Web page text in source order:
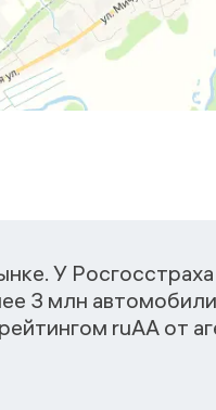
У
3 млн
ruАА от